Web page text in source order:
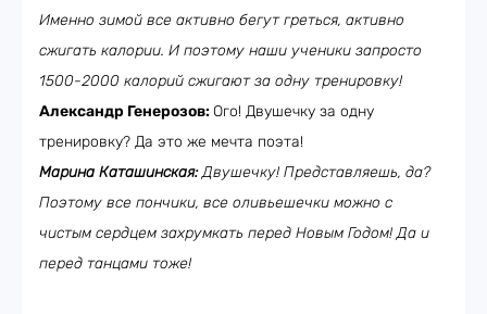
Именно зимой все активно бегут греться, активно
сжигать калории. И поэтому наши ученики запросто
1500-2000 калорий сжигают за одну тренировку!
Александр Генерозов: Ого! Двушечку за одну
тренировку? Да это же мечта поэта!
Марина Каташинская:Двушечку! Представляешь, да?
Поэтому все пончики, все оливьешечки можно с
чистым сердцем захрумкать перед Новым Годом! Да и
перед танцами тоже!